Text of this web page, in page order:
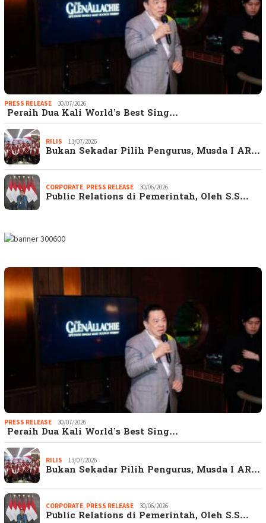
PRESS RELEASE 30/07/2026
Peraih Dua Kali World’s Best Sing…
RILIS 13/07/2026
Bukan Sekadar Pilih Pengurus, Musda I AR…
CORPORATE, PRESS RELEASE 30/06/2026
Public Relations di Pemerintah, Oleh S.S…
PRESS RELEASE 30/07/2026
Peraih Dua Kali World’s Best Sing…
RILIS 13/07/2026
Bukan Sekadar Pilih Pengurus, Musda I AR…
CORPORATE, PRESS RELEASE 30/06/2026
Public Relations di Pemerintah, Oleh S.S…